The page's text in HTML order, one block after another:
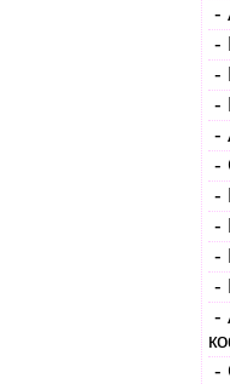
-
-
-
-
-
-
-
-
-
-
-
-